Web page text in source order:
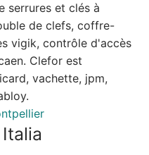
serrures et clés à
de clefs, coffre-
vigik, contrôle d'accès
Clefor est
vachette, jpm,